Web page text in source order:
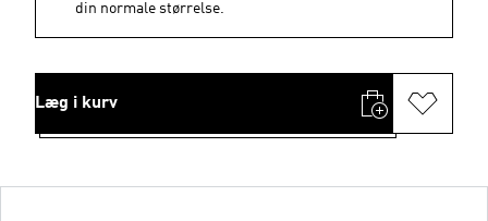
din normale størrelse.
Læg i kurv